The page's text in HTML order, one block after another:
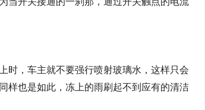
时，车主就不要强行喷射玻璃水 ， 这样只会
样也是如此，冻上的雨刷起不到应有的清洁